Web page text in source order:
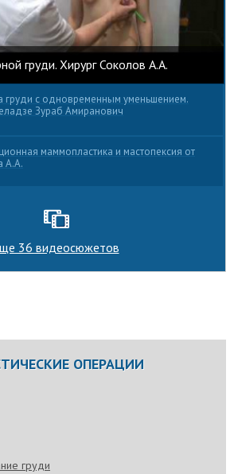
груди. Хирург Соколов А.А.
груди с одновременным уменьшением.
Зураб Амиранович
маммопластика и мастопексия от
А.А.
36 видеосюжетов
ОПЕРАЦИИ
груди